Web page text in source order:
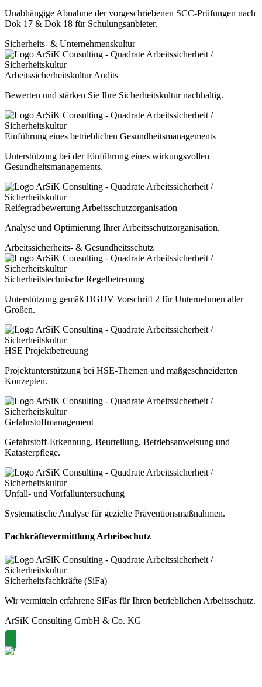
Unabhängige Abnahme der vorgeschriebenen SCC-Prüfungen nach
Dok 17 & Dok 18 für Schulungsanbieter.
Sicherheits- & Unternehmenskultur
Arbeitssicherheitskultur Audits
Bewerten und stärken Sie Ihre Sicherheitskultur nachhaltig.
Einführung eines betrieblichen Gesundheitsmanagements
Unterstützung bei der Einführung eines wirkungsvollen
Gesundheitsmanagements.
Reifegradbewertung Arbeitsschutzorganisation
Analyse und Optimierung Ihrer Arbeitsschutzorganisation.
Arbeitssicherheits- & Gesundheitsschutz
Sicherheitstechnische Regelbetreuung
Unterstützung gemäß DGUV Vorschrift 2 für Unternehmen aller
Größen.
HSE Projektbetreuung
Projektunterstützung bei HSE-Themen und maßgeschneiderten
Konzepten.
Gefahrstoffmanagement
Gefahrstoff-Erkennung, Beurteilung, Betriebsanweisung und
Katasterpflege.
Unfall- und Vorfalluntersuchung
Systematische Analyse für gezielte Präventionsmaßnahmen.
Fachkräftevermittlung Arbeitsschutz
Sicherheitsfachkräfte (SiFa)
Wir vermitteln erfahrene SiFas für Ihren betrieblichen Arbeitsschutz.
ArSiK Consulting GmbH & Co. KG